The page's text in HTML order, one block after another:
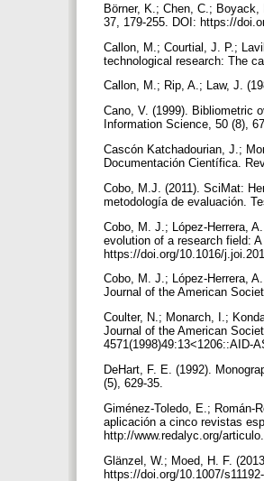
Börner, K.; Chen, C.;
37, 179-255. DOI: https://
Callon, M.; Courtial, J. P.;
technological research: The
Callon, M.; Rip, A.; Law, J.
Cano, V. (1999). Bibliometric
Information Science, 50 (8),
Cascón Katchadourian, J.;
Documentación Científica.
Cobo, M.J. (2011). SciMat:
metodología de evaluación.
Cobo, M. J.; López-Herrera,
evolution of a research field:
https://doi.org/10.1016/
Cobo, M. J.; López-Herrera,
Journal of the American
Coulter, N.; Monarch, I.;
Journal of the American
4571(1998)49:13<1206::AID-
DeHart, F. E. (1992).
(5), 629-35.
Giménez-Toledo, E.; Román-
aplicación a cinco revistas
http://www.redalyc.org/
Glänzel, W.; Moed, H. F.
https://doi.org/10.1007/